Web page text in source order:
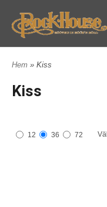
Hem » Kiss
Kiss
12 36 72